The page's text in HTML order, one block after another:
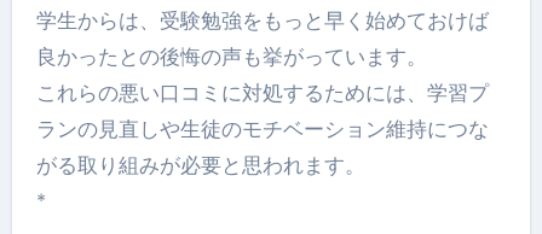
学生からは、受験勉強をもっと早く始めておけば
良かったとの後悔の声も挙がっています。
これらの悪い口コミに対処するためには、学習プ
ランの見直しや生徒のモチベーション維持につな
がる取り組みが必要と思われます。
*